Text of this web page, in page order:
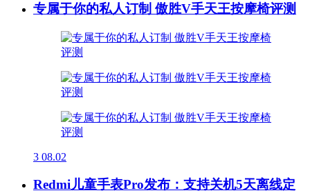
专属于你的私人订制 傲胜V手天王按摩椅评测
3 08.02
Redmi儿童手表Pro发布：支持关机5天离线定